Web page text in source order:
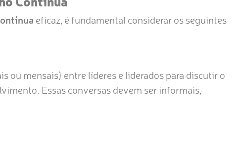
eficaz, é fundamental considerar os seguintes
ou mensais) entre líderes e liderados para discutir o
Essas conversas devem ser informais,